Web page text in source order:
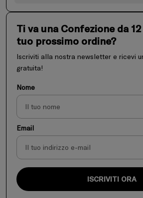
Ti va una Confezione da
tuo prossimo ordine?
Iscriviti alla nostra newsletter e ricevi
gratuita!
Nome
Email
ISCRIVITI ORA